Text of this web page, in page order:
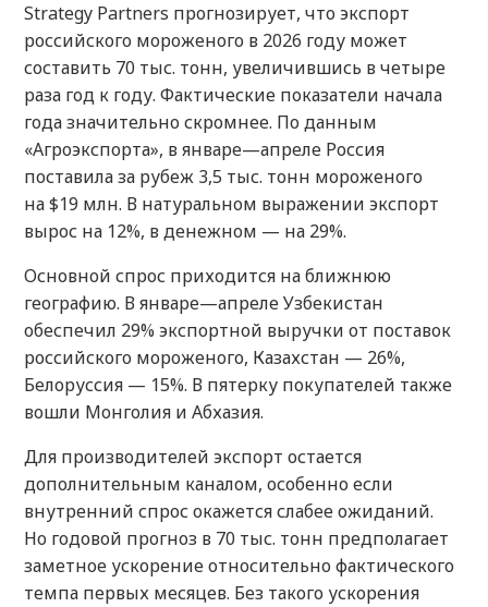
Strategy Partners прогнозирует, что экспорт
российского мороженого в 2026 году может
составить 70 тыс. тонн, увеличившись в четыре
раза год к году. Фактические показатели начала
года значительно скромнее. По данным
«Агроэкспорта», в январе—апреле Россия
поставила за рубеж 3,5 тыс. тонн мороженого
на $19 млн. В натуральном выражении экспорт
вырос на 12%, в денежном — на 29%.
Основной спрос приходится на ближнюю
географию. В январе—апреле Узбекистан
обеспечил 29% экспортной выручки от поставок
российского мороженого, Казахстан — 26%,
Белоруссия — 15%. В пятерку покупателей также
вошли Монголия и Абхазия.
Для производителей экспорт остается
дополнительным каналом, особенно если
внутренний спрос окажется слабее ожиданий.
Но годовой прогноз в 70 тыс. тонн предполагает
заметное ускорение относительно фактического
темпа первых месяцев. Без такого ускорения